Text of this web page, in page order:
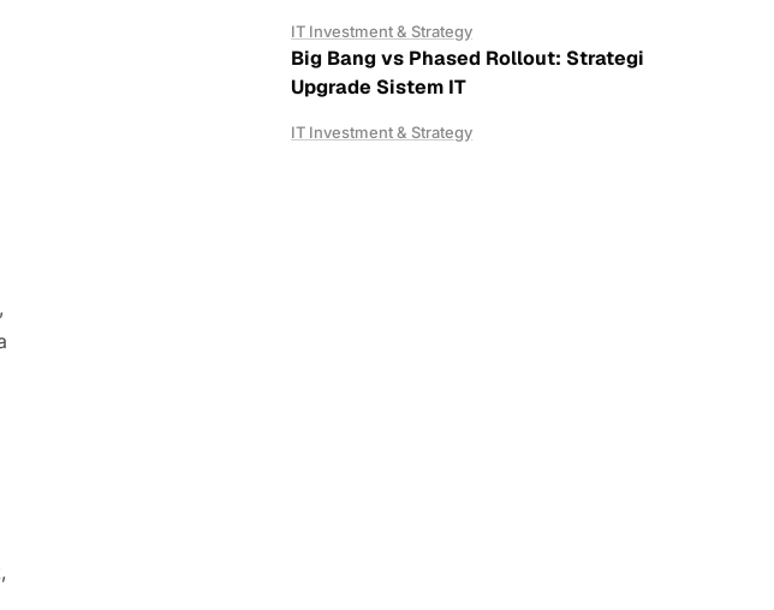
IT Investment & Strategy
Big Bang vs Phased Rollout: Strategi
Upgrade Sistem IT
IT Investment & Strategy